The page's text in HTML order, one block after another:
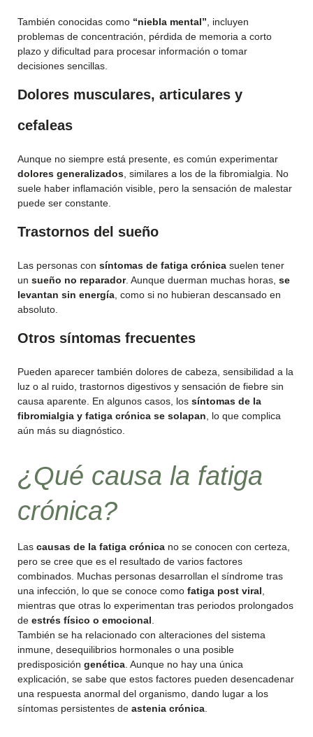
También conocidas como “niebla mental” , incluyen
problemas de concentración, pérdida de memoria a corto
plazo y dificultad para procesar información o tomar
decisiones sencillas.
Dolores musculares, articulares y
cefaleas
Aunque no siempre está presente, es común experimentar
dolores generalizados , similares a los de la fibromialgia. No
suele haber inflamación visible, pero la sensación de malestar
puede ser constante.
Trastornos del sueño
Las personas con síntomas de fatiga crónica suelen tener
un sueño no reparador. Aunque duerman muchas horas, se
levantan sin energía , como si no hubieran descansado en
absoluto.
Otros síntomas frecuentes
Pueden aparecer también dolores de cabeza, sensibilidad a la
luz o al ruido, trastornos digestivos y sensación de fiebre sin
causa aparente. En algunos casos, los síntomas de la
fibromialgia y fatiga crónica se solapan , lo que complica
aún más su diagnóstico.
¿Qué causa la fatiga
crónica?
Las causas de la fatiga crónica no se conocen con certeza,
pero se cree que es el resultado de varios factores
combinados. Muchas personas desarrollan el síndrome tras
una infección, lo que se conoce como fatiga post viral
mientras que otras lo experimentan tras periodos prolongados
de estrés físico o emocional
También se ha relacionado con alteraciones del sistema
inmune, desequilibrios hormonales o una posible
predisposición genética . Aunque no hay una única
explicación, se sabe que estos factores pueden desencadenar
una respuesta anormal del organismo, dando lugar a los
síntomas persistentes de astenia crónica